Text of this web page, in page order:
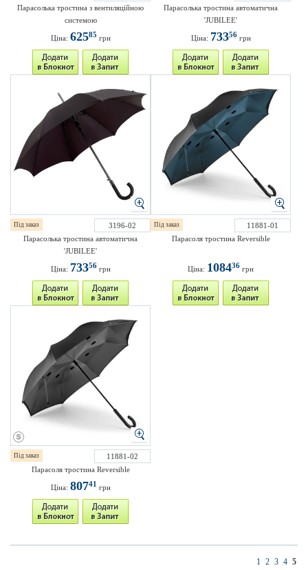
Парасолька тростина з вентиляційною
системою
Ціна: 62585 грн
Парасолька тростина автоматична
'JUBILEE'
Ціна: 73356грн
Під заказ
3196-02
Парасолька тростина автоматична
'JUBILEE'
Ціна: 73356грн
Під заказ
11881-01
Парасоля тростина Reversible
Ціна: 108436 грн
Під заказ
11881-02
Парасоля тростина Reversible
Ціна: 80741 грн
1 2 3 4 5